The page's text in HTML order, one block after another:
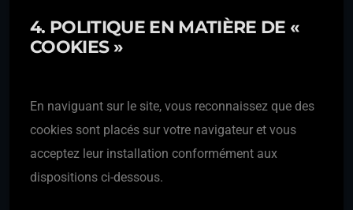
4. POLITIQUE EN MATIÈRE DE «
COOKIES »
En naviguant sur le site, vous reconnaissez que des
cookies sont placés sur votre navigateur et vous
acceptez leur installation conformément aux
dispositions ci-dessous.